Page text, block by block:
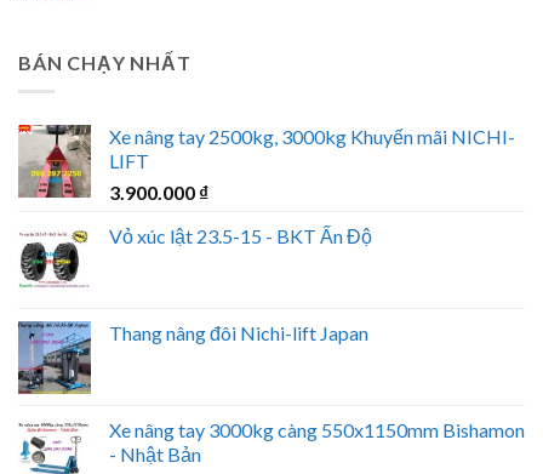
BÁN CHẠY NHẤT
Xe nâng tay 2500kg, 3000kg Khuyến mãi NICHI-
LIFT
3.900.000 ₫
Vỏ xúc lật 23.5-15 - BKT Ấn Độ
Thang nâng đôi Nichi-lift Japan
Xe nâng tay 3000kg càng 550x1150mm Bishamon
- Nhật Bản